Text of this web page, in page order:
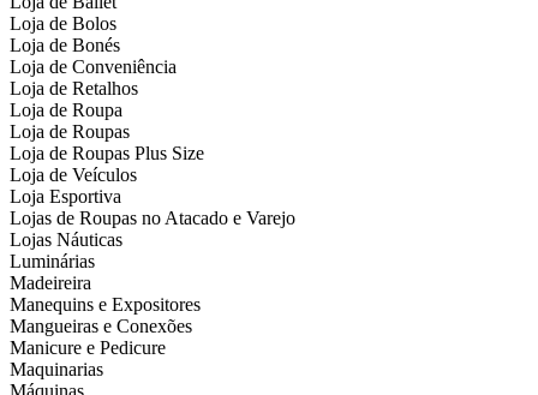
Loja de Bolos
Loja de Bonés
Loja de Conveniência
Loja de Retalhos
Loja de Roupa
Loja de Roupas
Loja de Roupas Plus Size
Loja de Veículos
Loja Esportiva
Lojas de Roupas no Atacado e Varejo
Lojas Náuticas
Luminárias
Madeireira
Manequins e Expositores
Mangueiras e Conexões
Manicure e Pedicure
Maquinarias